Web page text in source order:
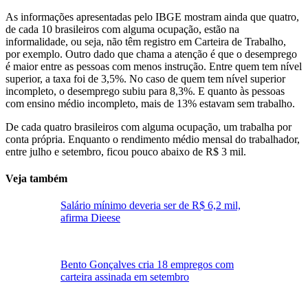
As informações apresentadas pelo IBGE mostram ainda que quatro,
de cada 10 brasileiros com alguma ocupação, estão na
informalidade, ou seja, não têm registro em Carteira de Trabalho,
por exemplo. Outro dado que chama a atenção é que o desemprego
é maior entre as pessoas com menos instrução. Entre quem tem nível
superior, a taxa foi de 3,5%. No caso de quem tem nível superior
incompleto, o desemprego subiu para 8,3%. E quanto às pessoas
com ensino médio incompleto, mais de 13% estavam sem trabalho.
De cada quatro brasileiros com alguma ocupação, um trabalha por
conta própria. Enquanto o rendimento médio mensal do trabalhador,
entre julho e setembro, ficou pouco abaixo de R$ 3 mil.
Veja também
Salário mínimo deveria ser de R$ 6,2 mil,
afirma Dieese
Bento Gonçalves cria 18 empregos com
carteira assinada em setembro